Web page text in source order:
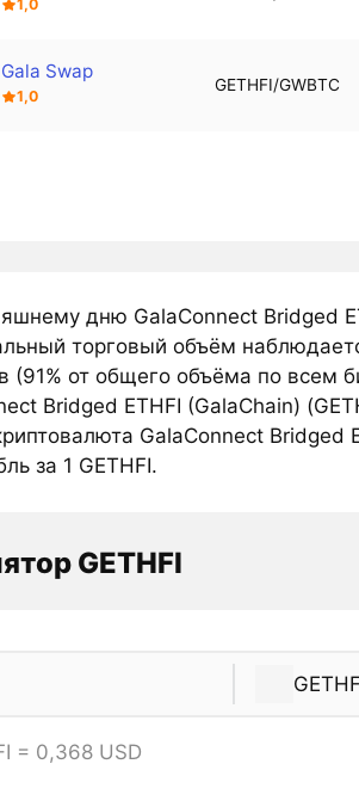
1,0
Gala Swap
1,0
GETHFI/GWBTC
дню GalaConnect Bridged
торговый объём
(91% от общего объёма по всем
Bridged ETHFI (GalaChain)
GalaConnect Bridged
за 1 GETHFI.
GETHFI
= 0,368 USD